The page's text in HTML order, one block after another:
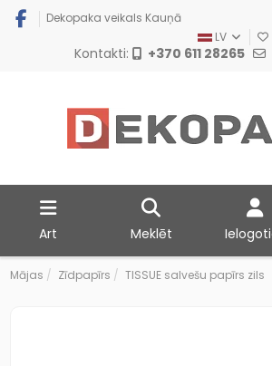
Dekopaka veikals Kauņā
LV
Kontakti: +370 611 28265
Art Meklēt
Mājas Zīdpapīrs TISSUE salvešu papīrs zils